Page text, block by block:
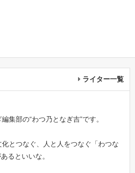
ライター一覧
集部の“わつ乃となぎ吉”です。
化とつなぐ、人と人をつなぐ「わつな
るといいな。